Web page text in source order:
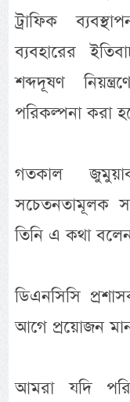
ট্রাফিক
ব্যবহারের
শব্দদূষণ
পরিকল্পনা করা
গতকাল
সচেতনতামূলক
তিনি এ কথা
ডিএনসিসি
আগে প্রয়োজন
আমরা যদি